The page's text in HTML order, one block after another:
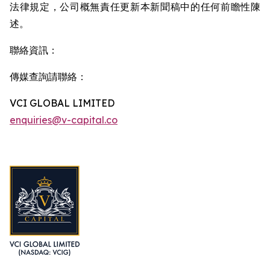
法律規定，公司概無責任更新本新聞稿中的任何前瞻性陳
述。
聯絡資訊：
傳媒查詢請聯絡：
VCI GLOBAL LIMITED
enquiries@v-capital.co